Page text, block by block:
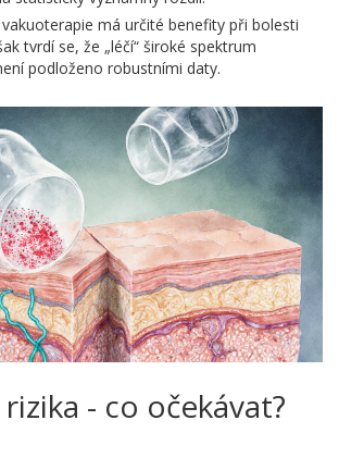
má určité benefity při bolesti
tvrdí se, že „léčí“ široké spektrum
podloženo robustními daty.
- co očekávat?